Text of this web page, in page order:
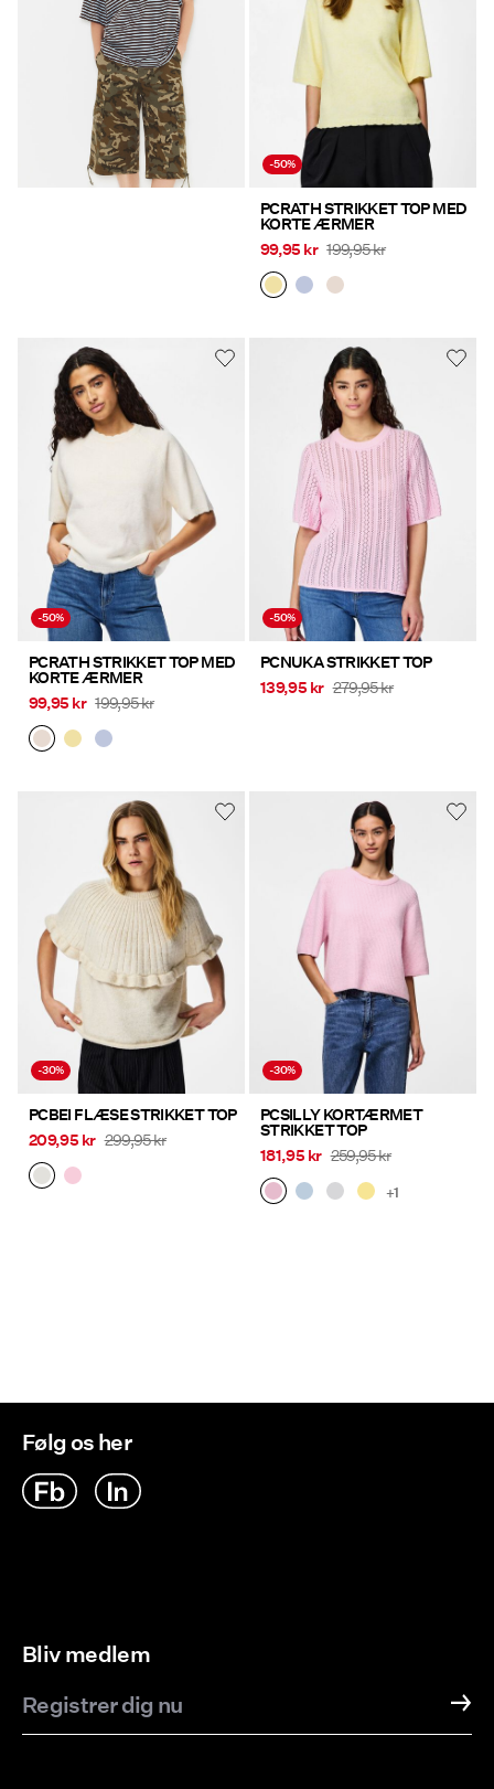
-50%
PCRATH STRIKKET TOP MED
KORTE ÆRMER
99,95 kr 199,95 kr
-50%
PCRATH STRIKKET TOP MED
KORTE ÆRMER
99,95 kr 199,95 kr
-50%
PCNUKA STRIKKET TOP
139,95 kr 279,95 kr
-30%
PCBEI FLÆSE STRIKKET TOP
209,95 kr 299,95 kr
-30%
PCSILLY KORTÆRMET
STRIKKET TOP
181,95 kr 259,95 kr
+1
Følg os her
Bliv medlem
Registrer dig nu